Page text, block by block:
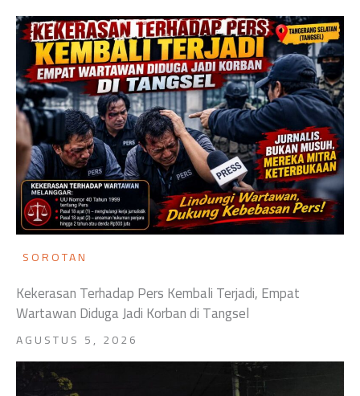
SOROTAN
Kekerasan Terhadap Pers Kembali Terjadi, Empat
Wartawan Diduga Jadi Korban di Tangsel
AGUSTUS 5, 2026